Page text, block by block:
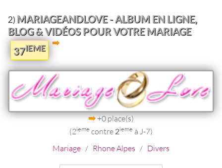
2) MARIAGEANDLOVE - ALBUM EN LIGNE,
BLOG & VIDÉOS POUR VOTRE MARIAGE
37IEME
+0 place(s)
(2ieme contre 2ieme à J-7)
Mariage / Rhone Alpes / Divers